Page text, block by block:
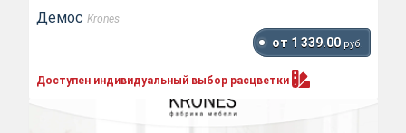
Демос Krones
от 1 339.00 руб.
Доступен индивидуальный выбор расцветки